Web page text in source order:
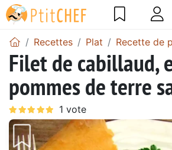
Recettes Plat Recette de
Filet de cabillaud,
pommes de terre